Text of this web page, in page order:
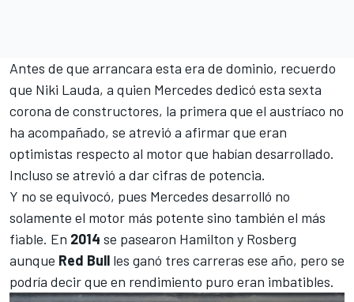
Antes de que arrancara esta era de dominio, recuerdo
que Niki Lauda, a quien Mercedes dedicó esta sexta
corona de constructores, la primera que el austríaco no
ha acompañado, se atrevió a afirmar que eran
optimistas respecto al motor que habían desarrollado.
Incluso se atrevió a dar cifras de potencia.
Y no se equivocó, pues Mercedes desarrolló no
solamente el motor más potente sino también el más
fiable. En 2014 se pasearon Hamilton y Rosberg
aunque Red Bull les ganó tres carreras ese año, pero se
podría decir que en rendimiento puro eran imbatibles.